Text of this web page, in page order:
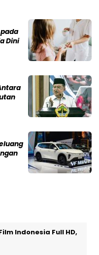
Dini
Indonesia Full HD,